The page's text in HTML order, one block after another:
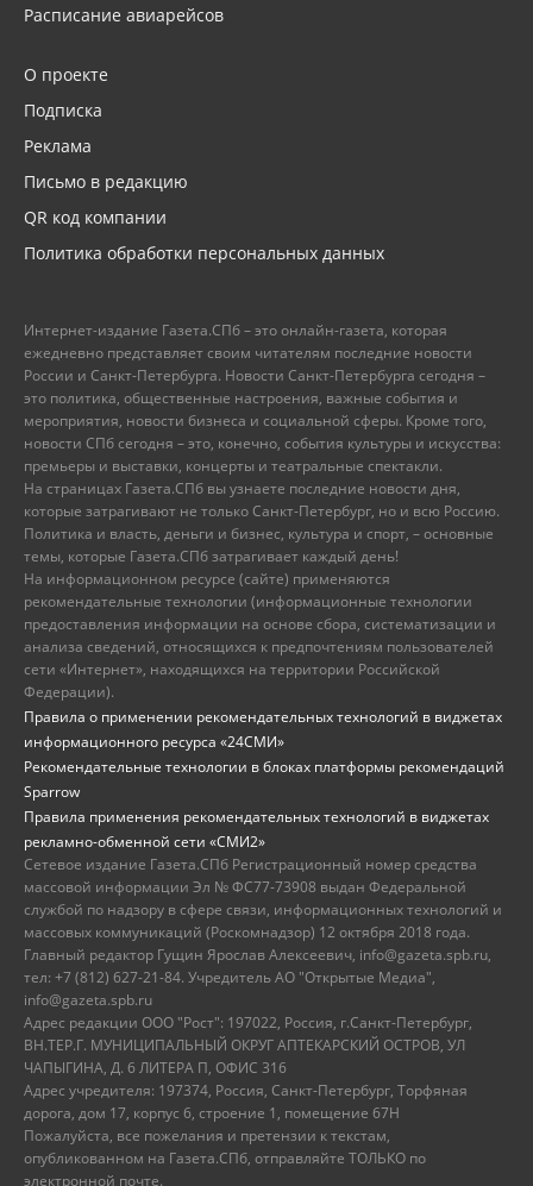
Расписание авиарейсов
О проекте
Подписка
Реклама
Письмо в редакцию
QR код компании
Политика обработки персональных данных
Интернет-издание Газета.СПб – это онлайн-газета, которая
ежедневно представляет своим читателям последние новости
России и Санкт-Петербурга. Новости Санкт-Петербурга сегодня –
это политика, общественные настроения, важные события и
мероприятия, новости бизнеса и социальной сферы. Кроме того,
новости СПб сегодня – это, конечно, события культуры и искусства:
премьеры и выставки, концерты и театральные спектакли.
На страницах Газета.СПб вы узнаете последние новости дня,
которые затрагивают не только Санкт-Петербург, но и всю Россию.
Политика и власть, деньги и бизнес, культура и спорт, – основные
темы, которые Газета.СПб затрагивает каждый день!
На информационном ресурсе (сайте) применяются
рекомендательные технологии (информационные технологии
предоставления информации на основе сбора, систематизации и
анализа сведений, относящихся к предпочтениям пользователей
сети «Интернет», находящихся на территории Российской
Федерации).
Правила о применении рекомендательных технологий в виджетах
информационного ресурса «24СМИ»
Рекомендательные технологии в блоках платформы рекомендаций
Sparrow
Правила применения рекомендательных технологий в виджетах
рекламно-обменной сети «СМИ2»
Сетевое издание Газета.СПб Регистрационный номер средства
массовой информации Эл № ФС77-73908 выдан Федеральной
службой по надзору в сфере связи, информационных технологий и
массовых коммуникаций (Роскомнадзор) 12 октября 2018 года.
Главный редактор Гущин Ярослав Алексеевич, info@gazeta.spb.ru,
тел: +7 (812) 627-21-84. Учредитель АО "Открытые Медиа",
info@gazeta.spb.ru
Адрес редакции ООО "Рост": 197022, Россия, г.Санкт-Петербург,
ВН.ТЕР.Г. МУНИЦИПАЛЬНЫЙ ОКРУГ АПТЕКАРСКИЙ ОСТРОВ, УЛ
ЧАПЫГИНА, Д. 6 ЛИТЕРА П, ОФИС 316
Адрес учредителя: 197374, Россия, Санкт-Петербург, Торфяная
дорога, дом 17, корпус 6, строение 1, помещение 67Н
Пожалуйста, все пожелания и претензии к текстам,
опубликованном на Газета.СПб, отправляйте ТОЛЬКО по
электронной почте.